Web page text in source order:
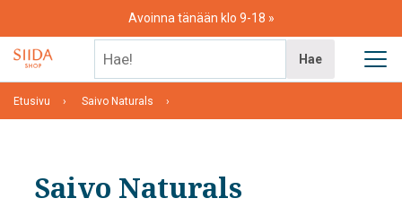
content
Avoinna tänään klo 9-18
Hae
Etusivu Saivo Naturals
Saivo Naturals